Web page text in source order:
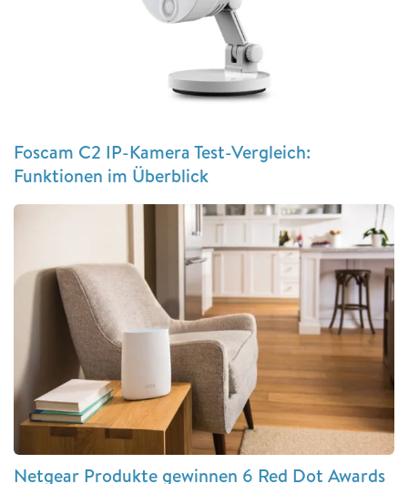
Foscam C2 IP-Kamera Test-Vergleich:
Funktionen im Überblick
Netgear Produkte gewinnen 6 Red Dot Awards